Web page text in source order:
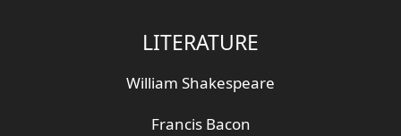
LITERATURE
William Shakespeare
Francis Bacon